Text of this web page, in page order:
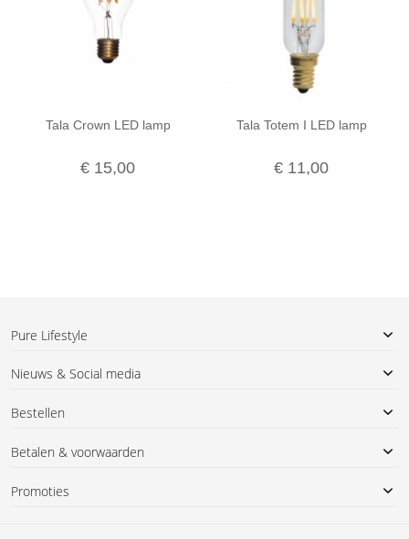
Tala Crown LED lamp
€ 15,00
Tala Totem I LED lamp
€ 11,00
Pure Lifestyle
Nieuws & Social media
Bestellen
Betalen & voorwaarden
Promoties